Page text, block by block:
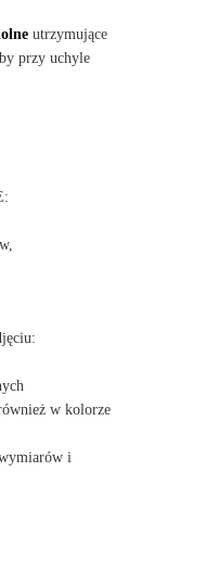
utrzymujące
przy uchyle
w kolorze
i